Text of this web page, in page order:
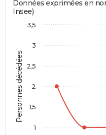
Personnes décédées
Données exprimées en
Insee)
1
1,5
2
2,5
3
3,5